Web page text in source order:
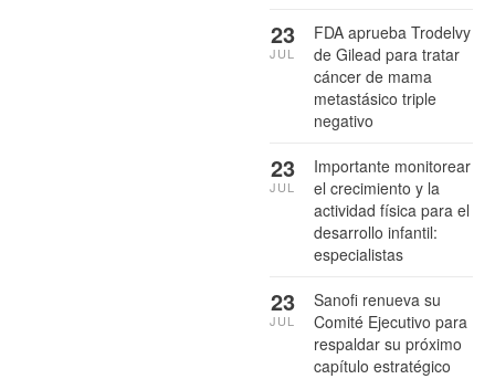
FDA aprueba Trodelvy
de Gilead para tratar
cáncer de mama
metastásico triple
negativo
23
JUL
Importante monitorear
el crecimiento y la
actividad física para el
desarrollo infantil:
especialistas
23
JUL
Sanofi renueva su
Comité Ejecutivo para
respaldar su próximo
capítulo estratégico
23
JUL